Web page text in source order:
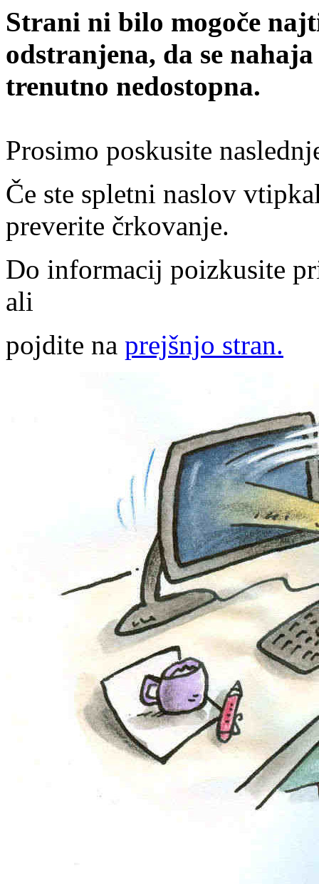
Strani ni bilo mogoče
odstranjena, da se
trenutno nedostopna.
Prosimo poskusite
Če ste spletni naslov
preverite črkovanje.
Do informacij poizkusite
ali
pojdite na prejšnjo stran.